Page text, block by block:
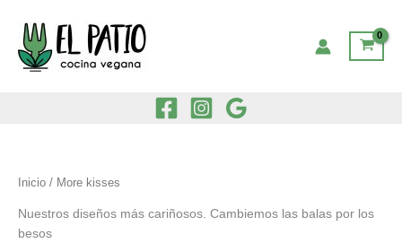
contenido
Inicio / More kisses
Nuestros diseños más cariñosos. Cambiemos las balas por los
besos